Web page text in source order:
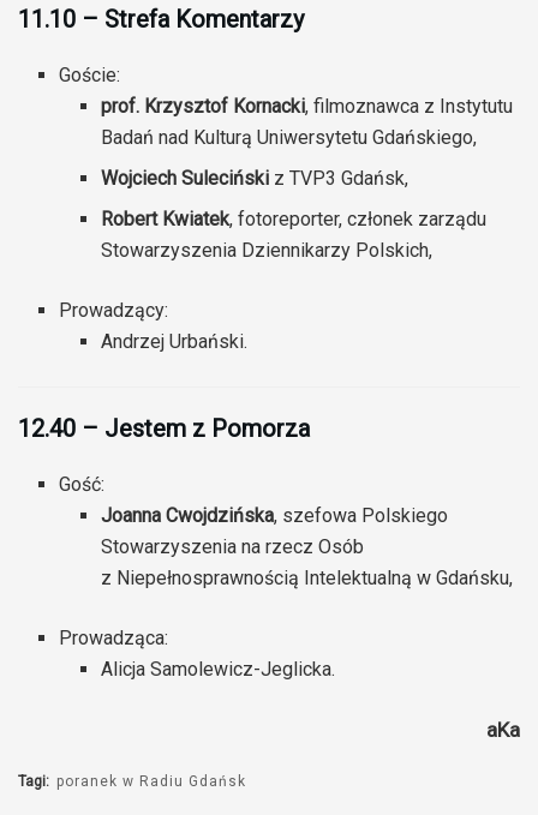
11.10 – Strefa Komentarzy
Goście:
prof. Krzysztof Kornacki, filmoznawca z Instytutu
Badań nad Kulturą Uniwersytetu Gdańskiego,
Wojciech Sulecińskiz TVP3 Gdańsk,
Robert Kwiatek, fotoreporter, członek zarządu
Stowarzyszenia Dziennikarzy Polskich,
Prowadzący:
Andrzej Urbański.
12.40 – Jestem z Pomorza
Gość:
Joanna Cwojdzińska, szefowa Polskiego
Stowarzyszenia na rzecz Osób
z Niepełnosprawnością Intelektualną w Gdańsku,
Prowadząca:
Alicja Samolewicz-Jeglicka.
aKa
Tagi: poranek w Radiu Gdańsk